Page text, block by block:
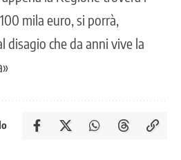
mila euro, si porrà,
che da anni vive la